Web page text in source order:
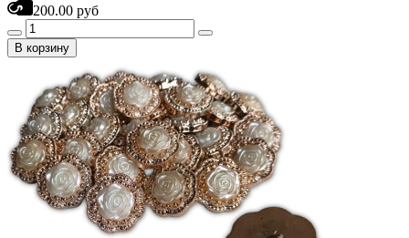
200.00 руб
В корзину